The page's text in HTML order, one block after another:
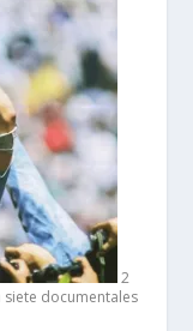
2
siete documentales